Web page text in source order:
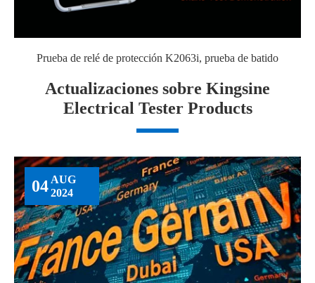
Prueba de relé de protección K2063i, prueba de batido
Actualizaciones sobre Kingsine
Electrical Tester Products
04 AUG
2024